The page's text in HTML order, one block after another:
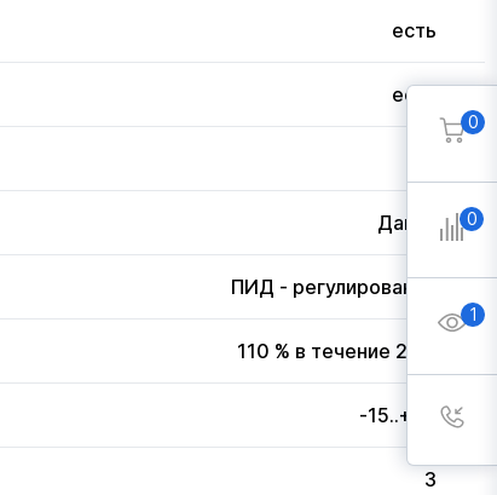
есть
есть
Дания
ПИД - регулирование
110 % в течение 20 с
-15..+50
3
0
0
1